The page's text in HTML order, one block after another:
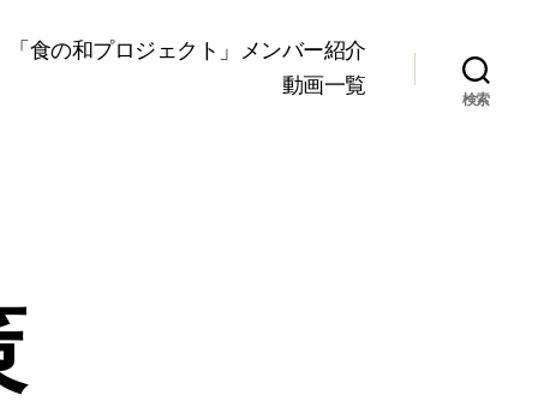
「食の和プロジェクト」メンバー紹介
動画一覧
検索